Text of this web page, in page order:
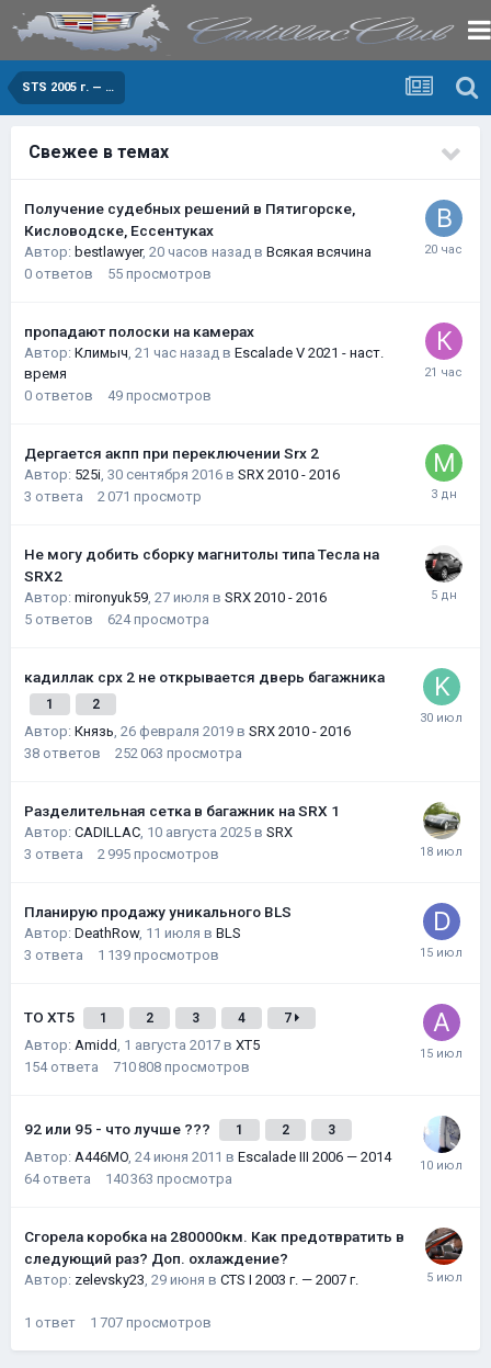
STS 2005 г. — …
Свежее в темах
Получение судебных решений в Пятигорске,
Кисловодске, Ессентуках
Автор: bestlawyer, 20 часов назад в Всякая всячина
0 ответов 55 просмотров
пропадают полоски на камерах
Автор: Климыч, 21 час назад в Escalade V 2021 - наст.
время
0 ответов 49 просмотров
Дергается акпп при переключении Srx 2
Автор: 525i, 30 сентября 2016 в SRX 2010 - 2016
3 ответа 2 071 просмотр
Не могу добить сборку магнитолы типа Тесла на
SRX2
Автор: mironyuk59, 27 июля в SRX 2010 - 2016
5 ответов 624 просмотра
кадиллак срх 2 не открывается дверь багажника
1 2
Автор: Князь, 26 февраля 2019 в SRX 2010 - 2016
38 ответов 252 063 просмотра
Разделительная сетка в багажник на SRX 1
Автор: CADILLAC, 10 августа 2025 в SRX
3 ответа 2 995 просмотров
Планирую продажу уникального BLS
Автор: DeathRow, 11 июля в BLS
3 ответа 1 139 просмотров
ТО XT5 1 2 3 4 7
Автор: Amidd, 1 августа 2017 в XT5
154 ответа 710 808 просмотров
92 или 95 - что лучше ??? 1 2 3
Автор: A446MO, 24 июня 2011 в Escalade III 2006 — 2014
64 ответа 140 363 просмотра
Сгорела коробка на 280000км. Как предотвратить в
следующий раз? Доп. охлаждение?
Автор: zelevsky23, 29 июня в CTS I 2003 г. — 2007 г.
1 ответ 1 707 просмотров